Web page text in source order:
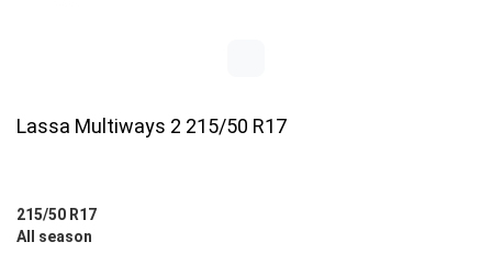
Lassa Multiways 2 215/50 R17
215/50 R17
All season